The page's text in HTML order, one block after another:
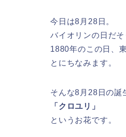
今日は8月28日。
バイオリンの日だそ
1880年のこの日、
とにちなみます。
そんな8月28日の誕
「クロユリ」
というお花です。